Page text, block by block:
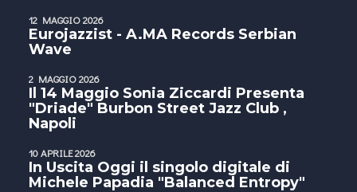
12 MAGGIO 2026
Eurojazzist - A.MA Records Serbian
Wave
2 MAGGIO 2026
Il 14 Maggio Sonia Ziccardi Presenta
"Driade" Burbon Street Jazz Club ,
Napoli
10 APRILE 2026
In Uscita Oggi il singolo digitale di
Michele Papadia "Balanced Entropy"